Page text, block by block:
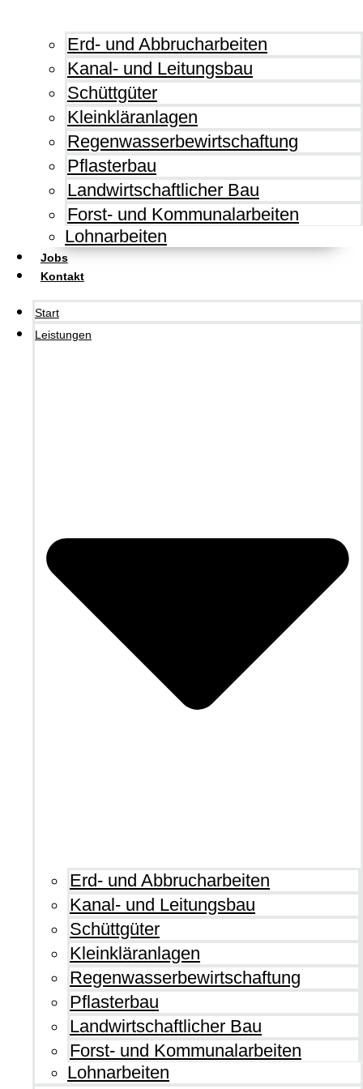
Erd- und Abbrucharbeiten
Kanal- und Leitungsbau
Schüttgüter
Kleinkläranlagen
Regenwasserbewirtschaftung
Pflasterbau
Landwirtschaftlicher Bau
Forst- und Kommunalarbeiten
Lohnarbeiten
Jobs
Kontakt
Start
Leistungen
Erd- und Abbrucharbeiten
Kanal- und Leitungsbau
Schüttgüter
Kleinkläranlagen
Regenwasserbewirtschaftung
Pflasterbau
Landwirtschaftlicher Bau
Forst- und Kommunalarbeiten
Lohnarbeiten